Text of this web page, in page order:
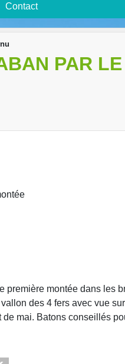
Contact
PAR
montée dans les
des 4 fers avec vue
mai. Batons conseillés